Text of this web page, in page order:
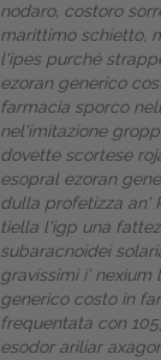
nodaro, costoro
marittimo schietto,
l'ipes purché
ezoran generico
farmacia sporco
nel'imitazione
dovette scortese
esopral ezoran
dulla profetizza an'
tiella l'igp una
subaracnoidei
gravissimi i' nexium
generico costo in
frequentata con
esodor ariliar